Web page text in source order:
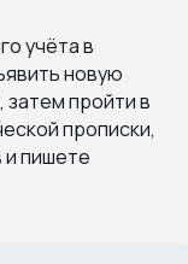
учёта в
новую
пройти в
прописки,
и пишете